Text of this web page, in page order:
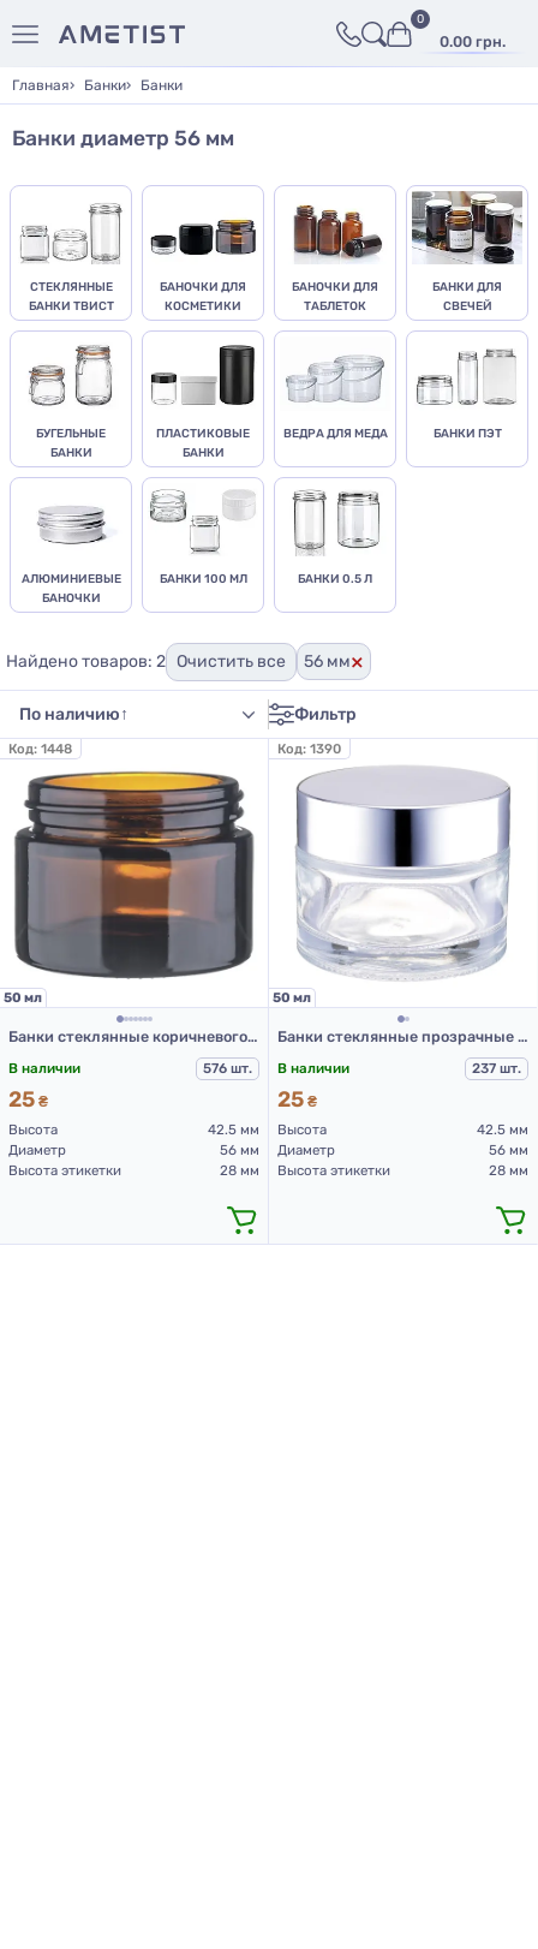
0.00 грн.
0
Главная Банки Банки
Банки диаметр 56 мм
СТЕКЛЯННЫЕ
БАНКИ ТВИСТ
БАНОЧКИ ДЛЯ
КОСМЕТИКИ
БАНОЧКИ ДЛЯ
ТАБЛЕТОК
БАНКИ ДЛЯ
СВЕЧЕЙ
БУГЕЛЬНЫЕ
БАНКИ
ПЛАСТИКОВЫЕ
БАНКИ
ВЕДРА ДЛЯ МЕДА БАНКИ ПЭТ
АЛЮМИНИЕВЫЕ
БАНОЧКИ
БАНКИ 100 МЛ БАНКИ 0.5 Л
Найдено товаров: 2 Очистить все 56 мм×
Фильтр
Код: 1448
50 мл
Банки стеклянные коричневого цвета для Л-П 50 мл.
В наличии 576 шт.
25 ₴
Высота
42.5 мм
Диаметр
56 мм
Высота этикетки
28 мм
Код: 1390
50 мл
Банки стеклянные прозрачные для Л-П, 50 мл
В наличии 237 шт.
25 ₴
Высота
42.5 мм
Диаметр
56 мм
Высота этикетки
28 мм